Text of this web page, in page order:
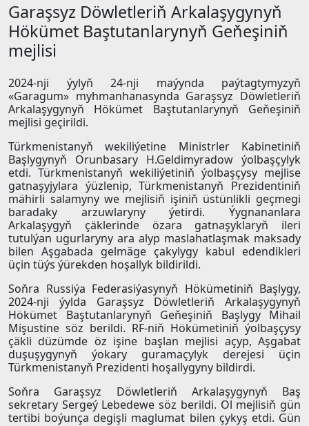
Garaşsyz Döwletleriň Arkalaşygynyň
Hökümet Baştutanlarynyň Geňeşiniň
mejlisi
2024-nji ýylyň 24-nji maýynda paýtagtymyzyň
«Garagum» myhmanhanasynda Garaşsyz Döwletleriň
Arkalaşygynyň Hökümet Baştutanlarynyň Geňeşiniň
mejlisi geçirildi.
Türkmenistanyň wekiliýetine Ministrler Kabinetiniň
Başlygynyň Orunbasary H.Geldimyradow ýolbaşçylyk
etdi. Türkmenistanyň wekiliýetiniň ýolbaşçysy mejlise
gatnaşyjylara ýüzlenip, Türkmenistanyň Prezidentiniň
mähirli salamyny we mejlisiň işiniň üstünlikli geçmegi
baradaky arzuwlaryny ýetirdi. Ýygnananlara
Arkalaşygyň çäklerinde özara gatnaşyklaryň ileri
tutulýan ugurlaryny ara alyp maslahatlaşmak maksady
bilen Aşgabada gelmäge çakylygy kabul edendikleri
üçin tüýs ýürekden hoşallyk bildirildi.
Soňra Russiýa Federasiýasynyň Hökümetiniň Başlygy,
2024-nji ýylda Garaşsyz Döwletleriň Arkalaşygynyň
Hökümet Baştutanlarynyň Geňeşiniň Başlygy Mihail
Mişustine söz berildi. RF-niň Hökümetiniň ýolbaşçysy
çäkli düzümde öz işine başlan mejlisi açyp, Aşgabat
duşuşygynyň ýokary guramaçylyk derejesi üçin
Türkmenistanyň Prezidenti hoşallygyny bildirdi.
Soňra Garaşsyz Döwletleriň Arkalaşygynyň Baş
sekretary Sergeý Lebedewe söz berildi. Ol mejlisiň gün
tertibi boýunça degişli maglumat bilen çykyş etdi. Gün